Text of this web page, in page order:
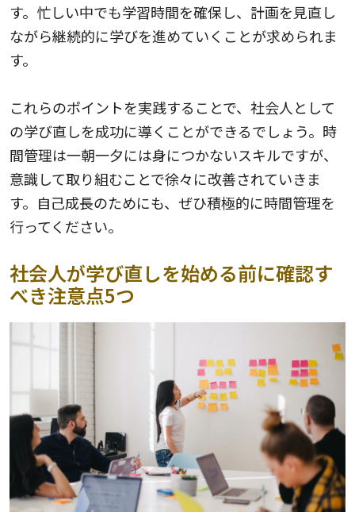
す。忙しい中でも学習時間を確保し、計画を見直し
ながら継続的に学びを進めていくことが求められま
す。
これらのポイントを実践することで、社会人として
の学び直しを成功に導くことができるでしょう。時
間管理は一朝一夕には身につかないスキルですが、
意識して取り組むことで徐々に改善されていきま
す。自己成長のためにも、ぜひ積極的に時間管理を
行ってください。
社会人が学び直しを始める前に確認す
べき注意点5つ